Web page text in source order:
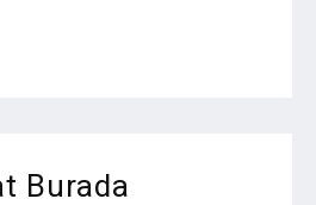
Burada